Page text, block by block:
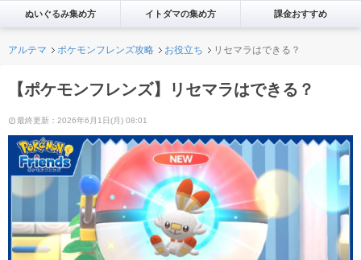
ぬいぐるみ集め方 イトダマの集め方 課金おすすめ
アルテマ ポケモンフレンズ攻略 お役立ち リセマラはできる？
【ポケモンフレンズ】リセマラはできる？
最終更新：2026年6月1日(月) 08:01